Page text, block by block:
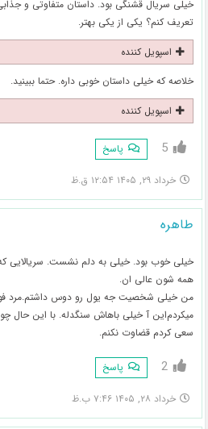
خیلی سریال قشنگی بود. داستان متفاوتی و
تعریف کنم؟ یکی از یکی بهتر.
اسپویل کننده
خلاصه که خیلی داستان خوبی داره. حتما ببینید.
اسپویل کننده
5 پاسخ
خرداد ۲۹, ۱۴۰۵ ۱۲:۵۴ ق.ظ
طاهره
خیلی خوب بود. خیلی به دلم نشست. سریالایی
همه شون عالی ان.‌
من خیلی شخصیت جه یول رو دوس داشتم.‌مرد
میکردم‌این آ خیلی باهاش سنگدله. با این حال
سعی کردم قضاوت نکنم.‌
2 پاسخ
خرداد ۲۸, ۱۴۰۵ ۷:۴۶ ب.ظ